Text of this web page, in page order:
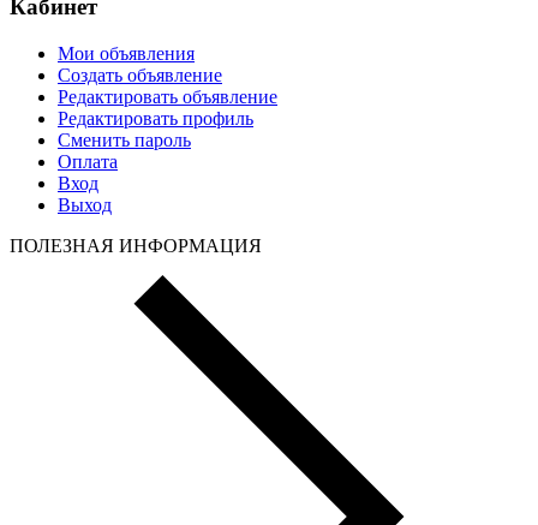
Кабинет
Мои объявления
Создать объявление
Редактировать объявление
Редактировать профиль
Сменить пароль
Оплата
Вход
Выход
ПОЛЕЗНАЯ ИНФОРМАЦИЯ